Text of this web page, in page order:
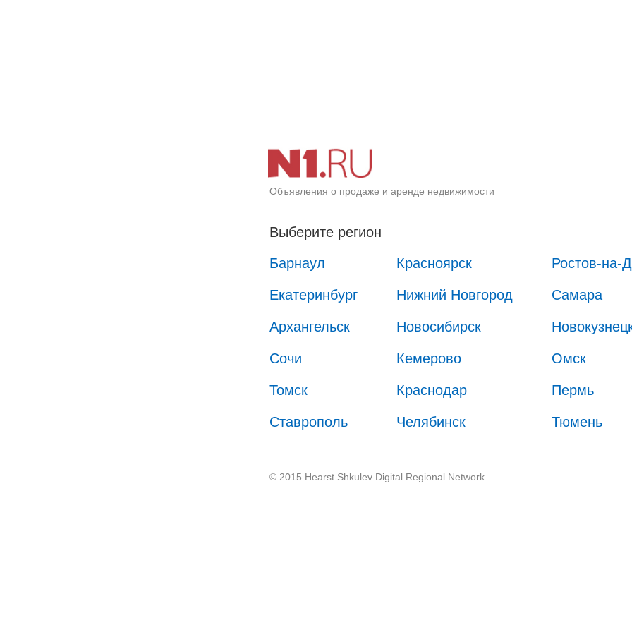
Объявления о продаже и аренде недвижимости
Выберите регион
Барнаул
Красноярск Ростов-на-
Екатеринбург Нижний Новгород Самара
Архангельск Новосибирск
Сочи Кемерово Омск
Томск Краснодар Пермь
Ставрополь Челябинск Тюмень
© 2015 Hearst Shkulev Digital Regional Network